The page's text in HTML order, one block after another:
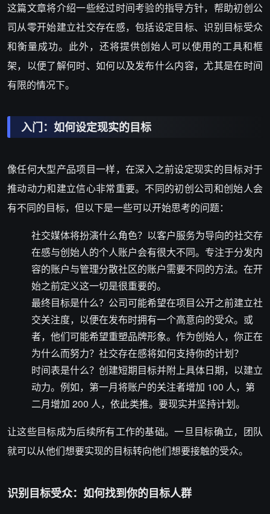
这篇文章将介绍一些经过时间考验的指导方针，帮助初创公
司从零开始建立社交存在感，包括设定目标、识别目标受众
和衡量成功。此外，还将提供创始人可以使用的工具和框
架，以便了解何时、如何以及发布什么内容，尤其是在时间
有限的情况下。
入门：如何设定现实的目标
像任何大型产品项目一样，在深入之前设定现实的目标对于
推动动力和建立信心非常重要。不同的初创公司和创始人会
有不同的目标，但以下是一些可以开始思考的问题：
社交媒体将扮演什么角色？以客户服务为导向的社交存
在感与创始人的个人账户会有很大不同。专注于分发内
容的账户与管理分散社区的账户需要不同的方法。在开
始之前定义这一切是很重要的。
最终目标是什么？公司可能希望在项目公开之前建立社
交关注度，以便在发布时拥有一个高意向的受众。或
者，他们可能希望重塑品牌形象。作为创始人，你正在
为什么而努力？社交存在感将如何支持你的计划？
时间表是什么？创建短期目标并附上具体日期，以建立
动力。例如，第一月将账户的关注者增加 100 人，第
二月增加 200 人，依此类推。要现实并坚持计划。
让这些目标成为后续所有工作的基础。一旦目标确立，团队
就可以从他们想要实现的目标转向他们想要接触的受众。
识别目标受众：如何找到你的目标人群